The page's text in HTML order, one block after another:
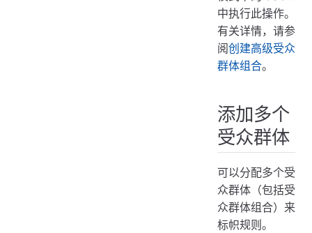
中执行此操作。
有关详情，请参
阅创建高级受众
群体组合。
添加多个
受众群体
可以分配多个受
众群体（包括受
众群体组合）来
标帜规则。